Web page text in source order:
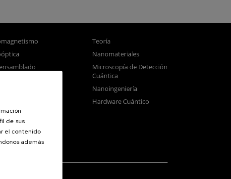
Teoría
Nanomateriales
Microscopía de Detección
Cuántica
Nanoingeniería
Hardware Cuántico
de sus
el contenido
además